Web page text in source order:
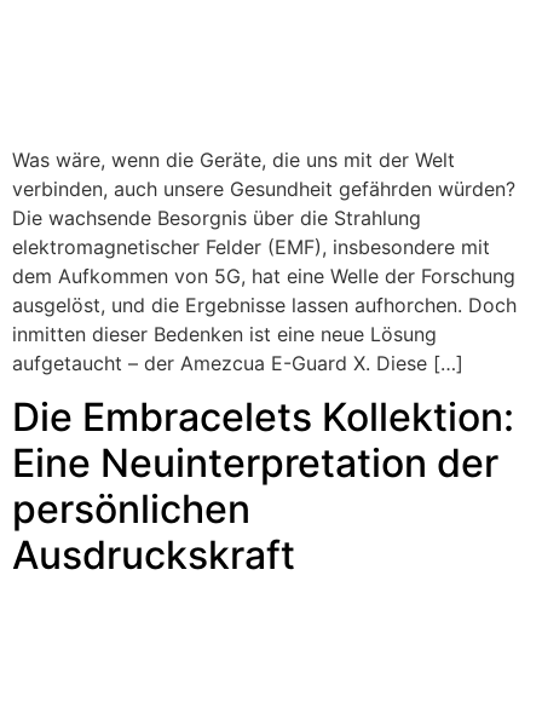
Was wäre, wenn die Geräte, die uns mit der Welt
verbinden, auch unsere Gesundheit gefährden würden?
Die wachsende Besorgnis über die Strahlung
elektromagnetischer Felder (EMF), insbesondere mit
dem Aufkommen von 5G, hat eine Welle der Forschung
ausgelöst, und die Ergebnisse lassen aufhorchen. Doch
inmitten dieser Bedenken ist eine neue Lösung
aufgetaucht – der Amezcua E-Guard X. Diese […]
Die Embracelets Kollektion:
Eine Neuinterpretation der
persönlichen
Ausdruckskraft